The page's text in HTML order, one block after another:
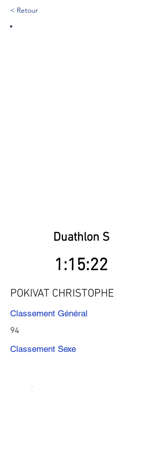
< Retour
Duathlon S
1:15:22
POKIVAT CHRISTOPHE
Classement Général
94
Classement Sexe
Précédent